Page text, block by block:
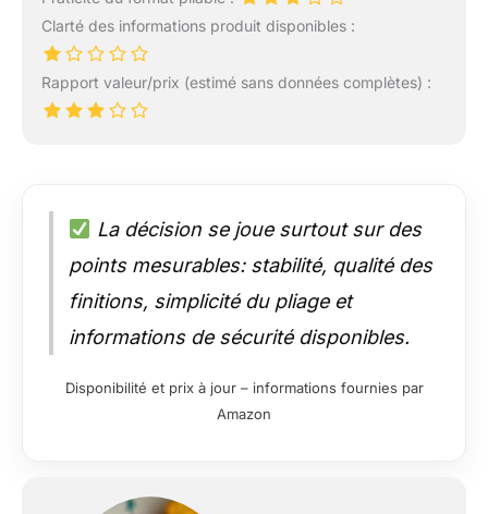
Clarté des informations produit disponibles :
Rapport valeur/prix (estimé sans données complètes) :
La décision se joue surtout sur des
points mesurables: stabilité, qualité des
finitions, simplicité du pliage et
informations de sécurité disponibles.
Disponibilité et prix à jour – informations fournies par
Amazon